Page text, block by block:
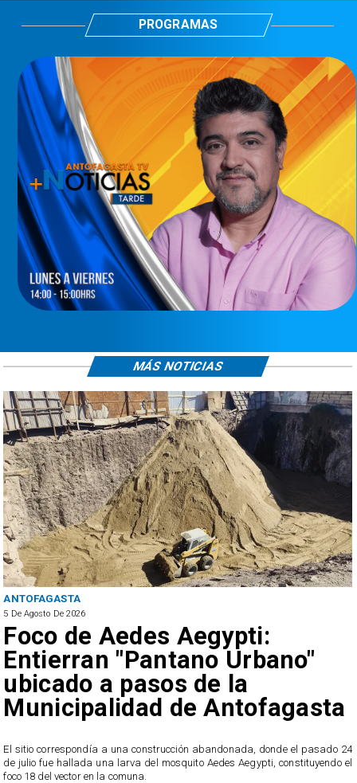
PROGRAMAS
REGIONAL
5 De Agosto De 2026
Hasta 80 km/h: Actualizan
Alerta Temprana Preventiva
por viento en la Región de
Antofagasta
A partir de este miércoles, se pronostica el desarrollo de viento normal a
moderado en los sectores de cordillera de la Costa y la cordillera de toda la
región.
MÁS NOTICIAS